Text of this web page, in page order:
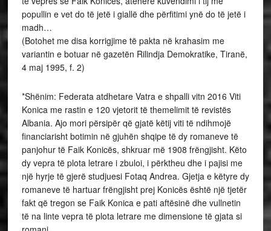
popullin e vet do të jetë i giallë dhe përfitimi ynë do të jetë i
madh…
(Botohet me disa korrigjime të pakta në krahasim me
variantin e botuar në gazetën Rilindja Demokratike, Tiranë,
4 maj 1995, f. 2)
*Shënim: Federata atdhetare Vatra e shpalli vitn 2016 Viti
Konica me rastin e 120 vjetorit të themelimit të revistës
Albania. Ajo mori përsipër që gjatë këtij viti të ndihmojë
financiarisht botimin në gjuhën shqipe të dy romaneve të
panjohur të Faik Konicës, shkruar më 1908 frëngjisht. Këto
dy vepra të plota letrare i zbuloi, i përktheu dhe i pajisi me
një hyrje të gjerë studjuesi Fotaq Andrea. Gjetja e këtyre dy
romaneve të hartuar frëngjisht prej Konicës është një tjetër
fakt që tregon se Faik Konica e pati aftësinë dhe vullnetin
të na linte vepra të plota letrare me dimensione të gjata si